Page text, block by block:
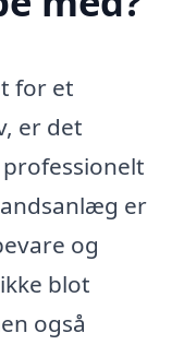
for et
er det
er
og
blot
også